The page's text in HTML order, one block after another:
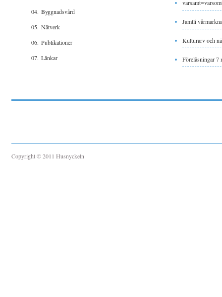
04. Byggnadsvård
05. Nätverk
06. Publikationer
07. Länkar
Jamtli
Kulturarv och
Föreläsningar 7
Copyright © 2011 Husnyckeln